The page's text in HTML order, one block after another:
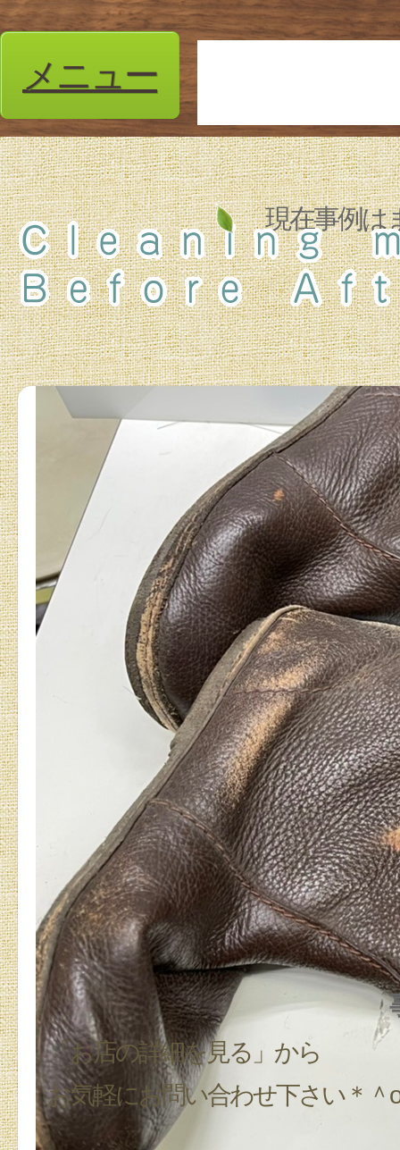
メニュー
「お店の詳細を見る」から
お気軽にお問い合わせ下さい＊＾
現在事例は